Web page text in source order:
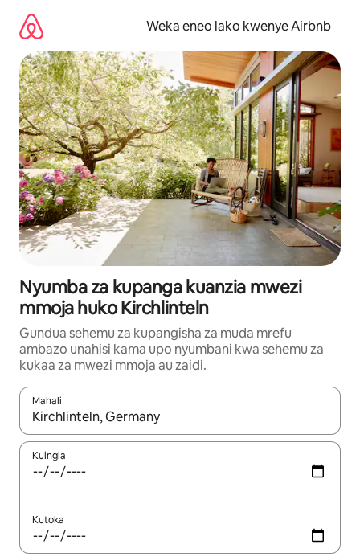
kwenda
kwenye
maudhui
Weka eneo lako kwenye Airbnb
Nyumba za kupanga kuanzia mwezi
mmoja huko Kirchlinteln
Gundua sehemu za kupangisha za muda mrefu
ambazo unahisi kama upo nyumbani kwa sehemu za
kukaa za mwezi mmoja au zaidi.
Mahali
Wakati matokeo yanapatikana, vinjari kwa kutumia vitufe vya
Kuingia
Kutoka